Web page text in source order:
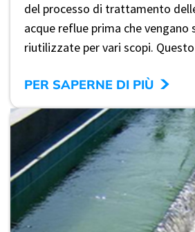
del processo di trattamento
acque reflue prima che
riutilizzate per vari scopi. Questo
PER SAPERNE DI PIÙ >